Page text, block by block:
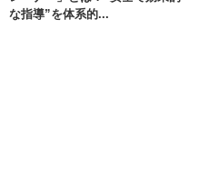
な指導”を体系的...